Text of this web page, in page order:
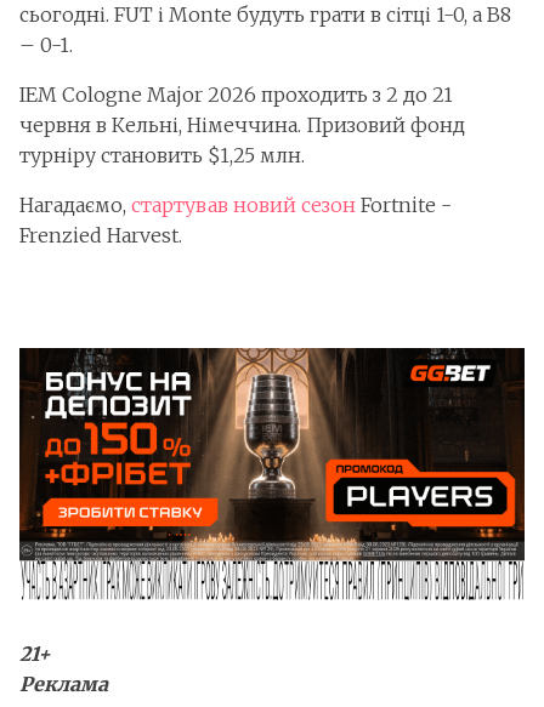
сьогодні. FUT і Monte будуть грати в сітці 1-0, а B8
– 0-1.
IEM Cologne Major 2026 проходить з 2 до 21
червня в Кельні, Німеччина. Призовий фонд
турніру становить $1,25 млн.
Нагадаємо, стартував новий сезон Fortnite -
Frenzied Harvest.
21+
Реклама